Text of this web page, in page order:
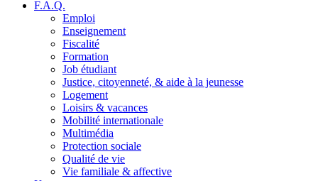
F.A.Q.
Emploi
Enseignement
Fiscalité
Formation
Job étudiant
Justice, citoyenneté, & aide à la jeunesse
Logement
Loisirs & vacances
Mobilité internationale
Multimédia
Protection sociale
Qualité de vie
Vie familiale & affective